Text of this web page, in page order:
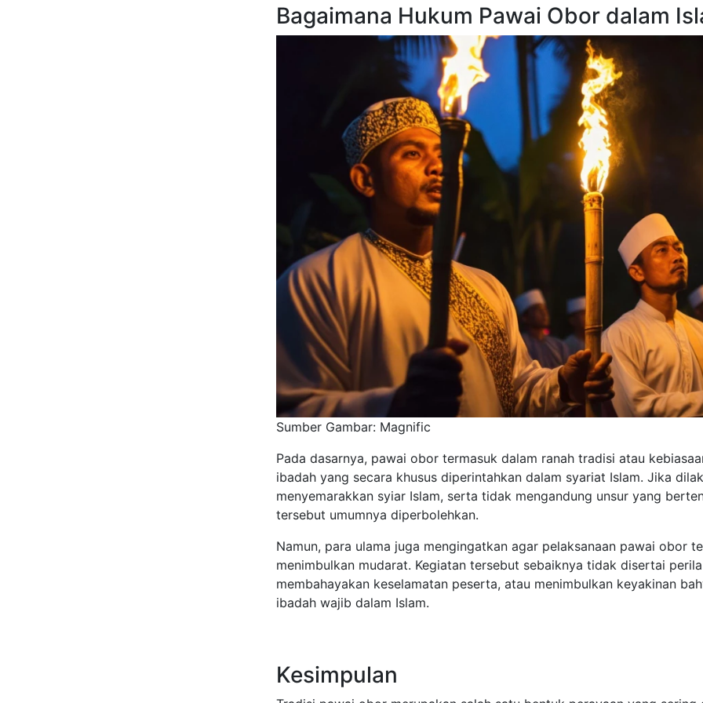
Bagaimana Hukum Pawai Obor dalam
Sumber Gambar: Magnific
Pada dasarnya, pawai obor termasuk dalam ranah tradisi atau
ibadah yang secara khusus diperintahkan dalam syariat Islam. Jika
menyemarakkan syiar Islam, serta tidak mengandung unsur yang
tersebut umumnya diperbolehkan.
Namun, para ulama juga mengingatkan agar pelaksanaan pawai obor
menimbulkan mudarat. Kegiatan tersebut sebaiknya tidak disertai
membahayakan keselamatan peserta, atau menimbulkan keyakinan
ibadah wajib dalam Islam.
Kesimpulan